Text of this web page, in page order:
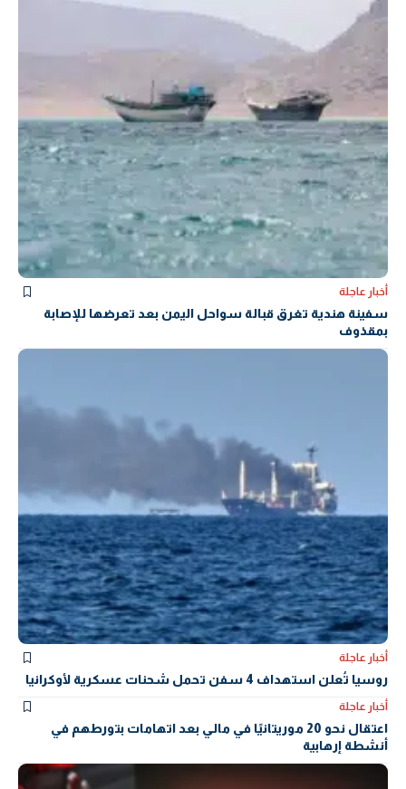
أخبار عاجلة
سفينة هندية تغرق قبالة سواحل اليمن بعد تعرضها للإصابة
بمقذوف
أخبار عاجلة
روسيا تُعلن استهداف 4 سفن تحمل شحنات عسكرية لأوكرانيا
أخبار عاجلة
اعتقال نحو 20 موريتانيًا في مالي بعد اتهامات بتورطهم في
أنشطة إرهابية